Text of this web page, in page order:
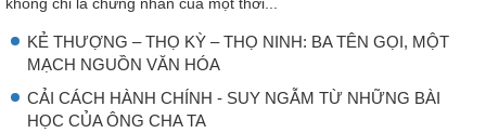
KẺ THƯỢNG – THỌ KỲ – THỌ NINH: BA TÊN GỌI, MỘT
MẠCH NGUỒN VĂN HÓA
CẢI CÁCH HÀNH CHÍNH - SUY NGẪM TỪ NHỮNG BÀI
HỌC CỦA ÔNG CHA TA